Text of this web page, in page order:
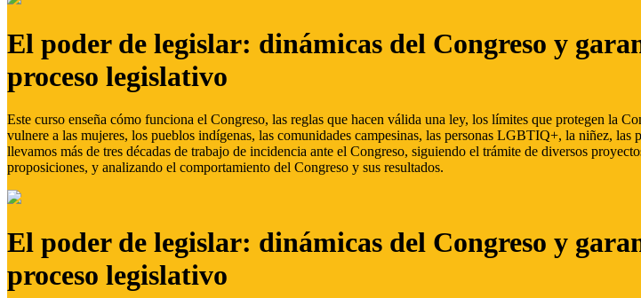
El poder de legislar: dinámicas del Congreso y
proceso legislativo
Este curso enseña cómo funciona el Congreso, las reglas que hacen válida una ley, los límites que protegen la
vulnere a las mujeres, los pueblos indígenas, las comunidades campesinas, las personas LGBTIQ+, la niñez,
llevamos más de tres décadas de trabajo de incidencia ante el Congreso, siguiendo el trámite de diversos
proposiciones, y analizando el comportamiento del Congreso y sus resultados.
El poder de legislar: dinámicas del Congreso y
proceso legislativo